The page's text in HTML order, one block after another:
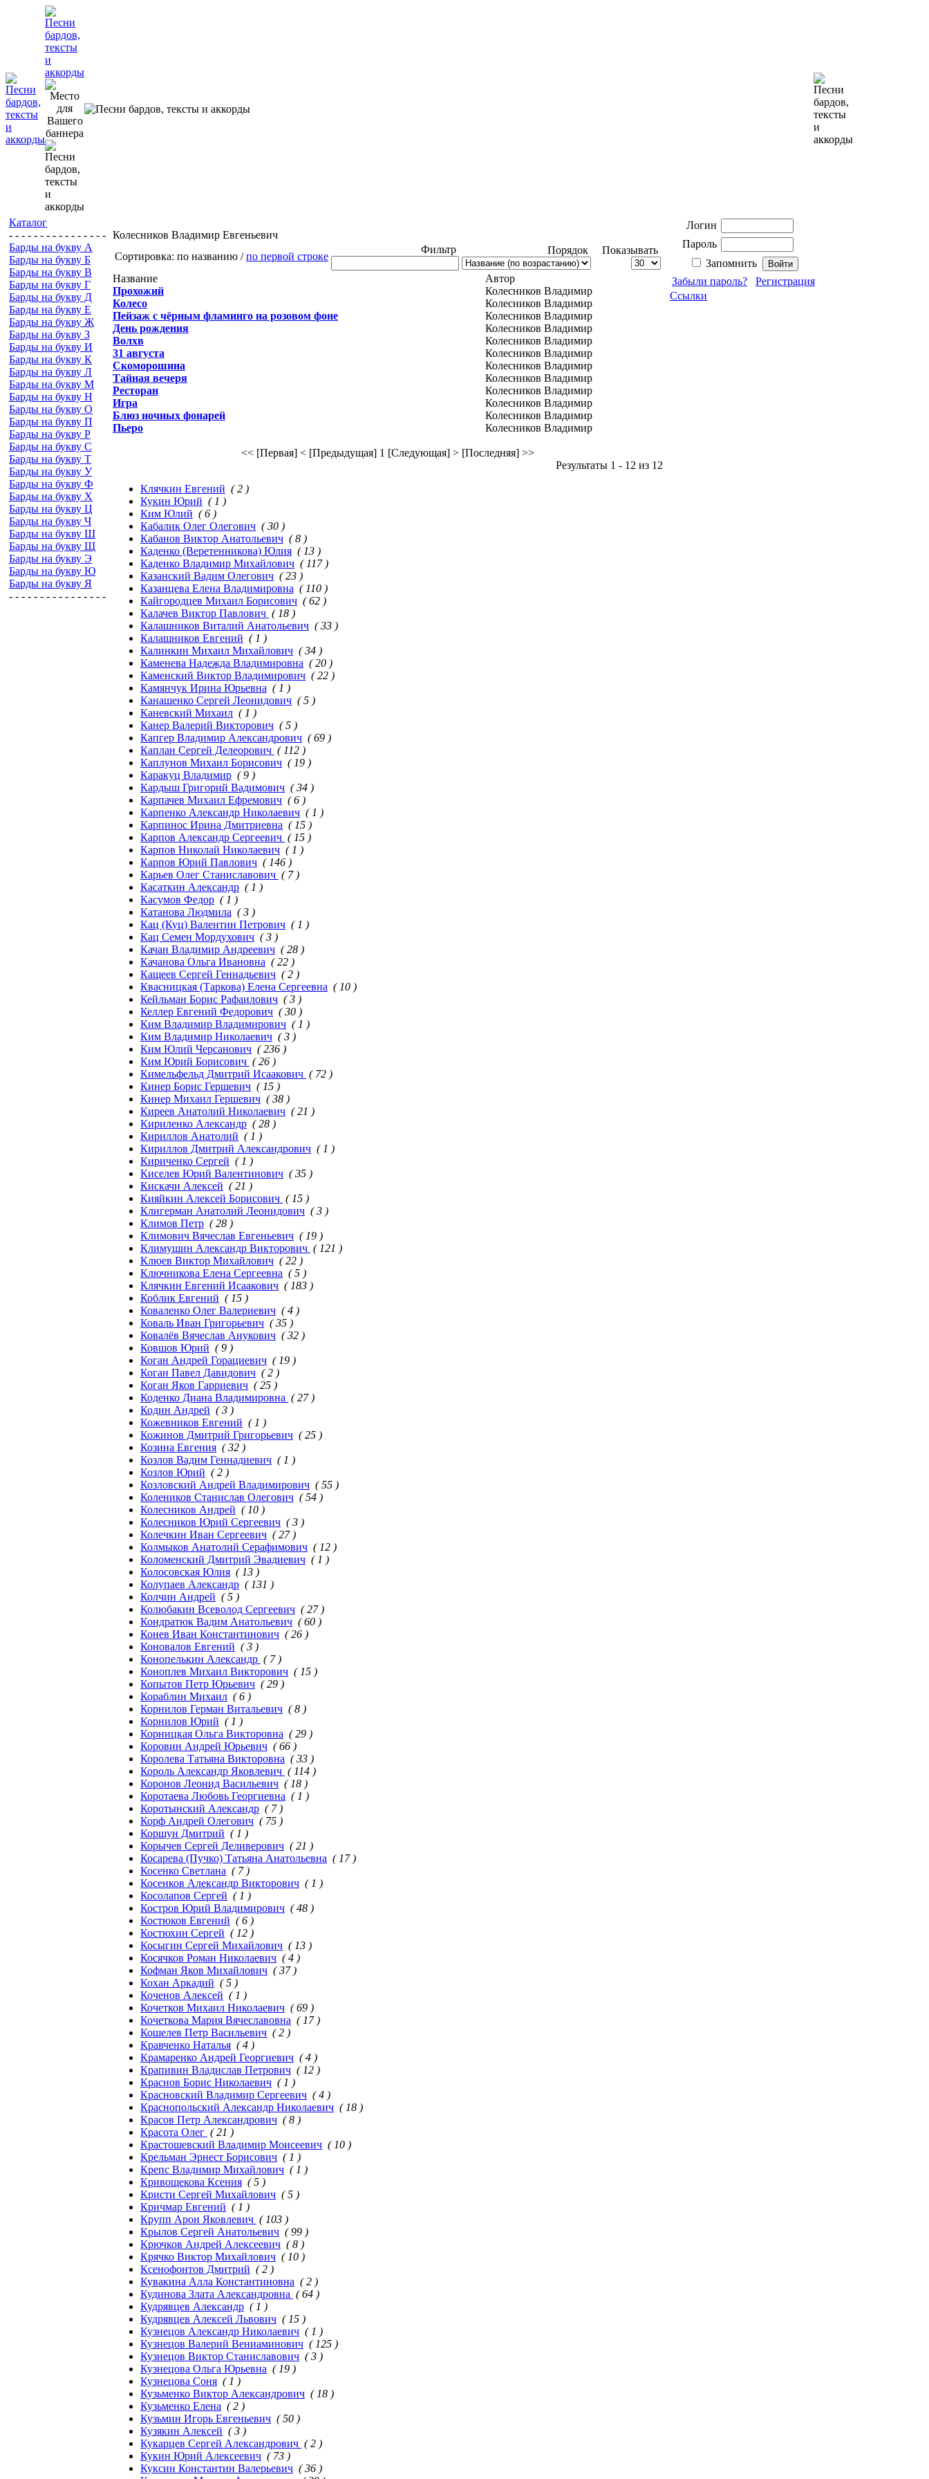
Каталог
- - - - - - - - - - - - - - - -
Барды на букву А
Барды на букву Б
Барды на букву В
Барды на букву Г
Барды на букву Д
Барды на букву Е
Барды на букву Ж
Барды на букву З
Барды на букву И
Барды на букву К
Барды на букву Л
Барды на букву М
Барды на букву Н
Барды на букву О
Барды на букву П
Барды на букву Р
Барды на букву С
Барды на букву Т
Барды на букву У
Барды на букву Ф
Барды на букву Х
Барды на букву Ц
Барды на букву Ч
Барды на букву Ш
Барды на букву Щ
Барды на букву Э
Барды на букву Ю
Барды на букву Я
- - - - - - - - - - - - - - - -
Колесников Владимир Евгеньевич
Сортировка: по названию /по первой строке
Фильтр Порядок Показывать
Название
Автор
Прохожий
Колесников Владимир
Колесо
Колесников Владимир
Пейзаж с чёрным фламинго на розовом фоне
Колесников Владимир
День рождения
Колесников Владимир
Волхв
Колесников Владимир
31 августа
Колесников Владимир
Скоморошина
Колесников Владимир
Тайная вечеря
Колесников Владимир
Ресторан
Колесников Владимир
Игра
Колесников Владимир
Блюз ночных фонарей
Колесников Владимир
Пьеро
Колесников Владимир
<< [Первая] < [Предыдущая] 1 [Следующая] > [Последняя] >>
Результаты 1 - 12 из 12
Клячкин Евгений ( 2 )
Кукин Юрий ( 1 )
Ким Юлий ( 6 )
Кабалик Олег Олегович ( 30 )
Кабанов Виктор Анатольевич ( 8 )
Каденко (Веретенникова) Юлия ( 13 )
Каденко Владимир Михайлович ( 117 )
Казанский Вадим Олегович ( 23 )
Казанцева Елена Владимировна ( 110 )
Кайгородцев Михаил Борисович ( 62 )
Калачев Виктор Павлович ( 18 )
Калашников Виталий Анатольевич ( 33 )
Калашников Евгений ( 1 )
Калинкин Михаил Михайлович ( 34 )
Каменева Надежда Владимировна ( 20 )
Каменский Виктор Владимирович ( 22 )
Камянчук Ирина Юрьевна ( 1 )
Канашенко Сергей Леонидович ( 5 )
Каневский Михаил ( 1 )
Канер Валерий Викторович ( 5 )
Капгер Владимир Александрович ( 69 )
Каплан Сергей Делеорович ( 112 )
Каплунов Михаил Борисович ( 19 )
Каракуц Владимир ( 9 )
Кардыш Григорий Вадимович ( 34 )
Карпачев Михаил Ефремович ( 6 )
Карпенко Александр Николаевич ( 1 )
Карпинос Ирина Дмитриевна ( 15 )
Карпов Александр Сергеевич ( 15 )
Карпов Николай Николаевич ( 1 )
Карпов Юрий Павлович ( 146 )
Карьев Олег Станиславович ( 7 )
Касаткин Александр ( 1 )
Касумов Федор ( 1 )
Катанова Людмила ( 3 )
Кац (Куц) Валентин Петрович ( 1 )
Кац Семен Мордухович ( 3 )
Качан Владимир Андреевич ( 28 )
Качанова Ольга Ивановна ( 22 )
Кащеев Сергей Геннадьевич ( 2 )
Квасницкая (Таркова) Елена Сергеевна ( 10 )
Кейльман Борис Рафаилович ( 3 )
Келлер Евгений Федорович ( 30 )
Ким Владимир Владимирович ( 1 )
Ким Владимир Николаевич ( 3 )
Ким Юлий Черсанович ( 236 )
Ким Юрий Борисович ( 26 )
Кимельфельд Дмитрий Исаакович ( 72 )
Кинер Борис Гершевич ( 15 )
Кинер Михаил Гершевич ( 38 )
Киреев Анатолий Николаевич ( 21 )
Кириленко Александр ( 28 )
Кириллов Анатолий ( 1 )
Кириллов Дмитрий Александрович ( 1 )
Кириченко Сергей ( 1 )
Киселев Юрий Валентинович ( 35 )
Кискачи Алексей ( 21 )
Кияйкин Алексей Борисович ( 15 )
Клигерман Анатолий Леонидович ( 3 )
Климов Петр ( 28 )
Климович Вячеслав Евгеньевич ( 19 )
Климушин Александр Викторович ( 121 )
Клюев Виктор Михайлович ( 22 )
Ключникова Елена Сергеевна ( 5 )
Клячкин Евгений Исаакович ( 183 )
Коблик Евгений ( 15 )
Коваленко Олег Валериевич ( 4 )
Коваль Иван Григорьевич ( 35 )
Ковалёв Вячеслав Анукович ( 32 )
Ковшов Юрий ( 9 )
Коган Андрей Горациевич ( 19 )
Коган Павел Давидович ( 2 )
Коган Яков Гарриевич ( 25 )
Коденко Диана Владимировна ( 27 )
Кодин Андрей ( 3 )
Кожевников Евгений ( 1 )
Кожинов Дмитрий Григорьевич ( 25 )
Козина Евгения ( 32 )
Козлов Вадим Геннадиевич ( 1 )
Козлов Юрий ( 2 )
Козловский Андрей Владимирович ( 55 )
Колеников Станислав Олегович ( 54 )
Колесников Андрей ( 10 )
Колесников Юрий Сергеевич ( 3 )
Колечкин Иван Сергеевич ( 27 )
Колмыков Анатолий Серафимович ( 12 )
Коломенский Дмитрий Эвадиевич ( 1 )
Колосовская Юлия ( 13 )
Колупаев Александр ( 131 )
Колчин Андрей ( 5 )
Колюбакин Всеволод Сергеевич ( 27 )
Кондратюк Вадим Анатольевич ( 60 )
Конев Иван Константинович ( 26 )
Коновалов Евгений ( 3 )
Конопелькин Александр ( 7 )
Коноплев Михаил Викторович ( 15 )
Копытов Петр Юрьевич ( 29 )
Кораблин Михаил ( 6 )
Корнилов Герман Витальевич ( 8 )
Корнилов Юрий ( 1 )
Корницкая Ольга Викторовна ( 29 )
Коровин Андрей Юрьевич ( 66 )
Королева Татьяна Викторовна ( 33 )
Король Александр Яковлевич ( 114 )
Коронов Леонид Васильевич ( 18 )
Коротаева Любовь Георгиевна ( 1 )
Коротынский Александр ( 7 )
Корф Андрей Олегович ( 75 )
Коршун Дмитрий ( 1 )
Корычев Сергей Деливерович ( 21 )
Косарева (Пучко) Татьяна Анатольевна ( 17 )
Косенко Светлана ( 7 )
Косенков Александр Викторович ( 1 )
Косолапов Сергей ( 1 )
Костров Юрий Владимирович ( 48 )
Костюков Евгений ( 6 )
Костюхин Сергей ( 12 )
Косыгин Сергей Михайлович ( 13 )
Косячков Роман Николаевич ( 4 )
Кофман Яков Михайлович ( 37 )
Кохан Аркадий ( 5 )
Коченов Алексей ( 1 )
Кочетков Михаил Николаевич ( 69 )
Кочеткова Мария Вячеславовна ( 17 )
Кошелев Петр Васильевич ( 2 )
Кравченко Наталья ( 4 )
Крамаренко Андрей Георгиевич ( 4 )
Крапивин Владислав Петрович ( 12 )
Краснов Борис Николаевич ( 1 )
Красновский Владимир Сергеевич ( 4 )
Краснопольский Александр Николаевич ( 18 )
Красов Петр Александрович ( 8 )
Красота Олег ( 21 )
Крастошевский Владимир Моисеевич ( 10 )
Крельман Эрнест Борисович ( 1 )
Крепс Владимир Михайлович ( 1 )
Кривощекова Ксения ( 5 )
Кристи Сергей Михайлович ( 5 )
Кричмар Евгений ( 1 )
Крупп Арон Яковлевич ( 103 )
Крылов Сергей Анатольевич ( 99 )
Крючков Андрей Алексеевич ( 8 )
Крячко Виктор Михайлович ( 10 )
Ксенофонтов Дмитрий ( 2 )
Кувакина Алла Константиновна ( 2 )
Кудинова Злата Александровна ( 64 )
Кудрявцев Александр ( 1 )
Кудрявцев Алексей Львович ( 15 )
Кузнецов Александр Николаевич ( 1 )
Кузнецов Валерий Вениаминович ( 125 )
Кузнецов Виктор Станиславович ( 3 )
Кузнецова Ольга Юрьевна ( 19 )
Кузнецова Соня ( 1 )
Кузьменко Виктор Александрович ( 18 )
Кузьменко Елена ( 2 )
Кузьмин Игорь Евгеньевич ( 50 )
Кузякин Алексей ( 3 )
Кукарцев Сергей Александрович ( 2 )
Кукин Юрий Алексеевич ( 73 )
Куксин Константин Валерьевич ( 36 )
Логин
Пароль
Запомнить
Забыли пароль?
Регистрация
Ссылки